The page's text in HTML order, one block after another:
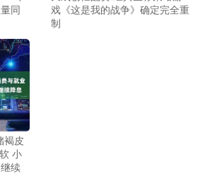
同
戏《这是我的战争》确定完全重
制
褐皮
小
续